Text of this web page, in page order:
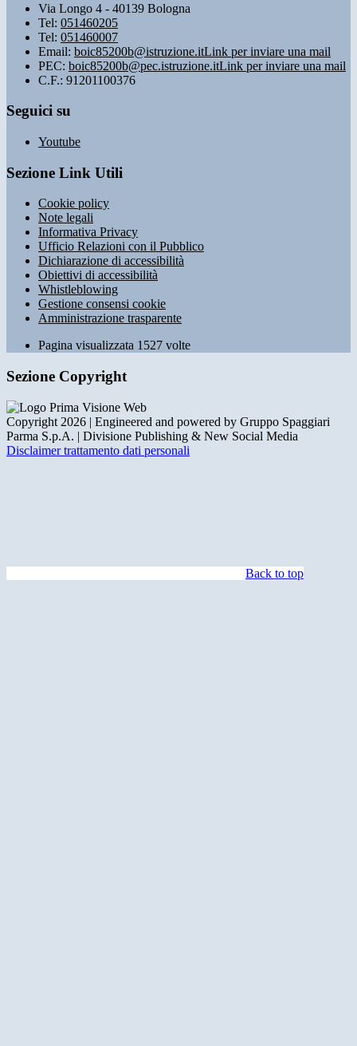
Via Longo 4 - 40139 Bologna
Tel: 051460205
Tel: 051460007
Email: boic85200b@istruzione.itLink per inviare una mail
PEC: boic85200b@pec.istruzione.itLink per inviare una mail
C.F.: 91201100376
Seguici su
Youtube
Sezione Link Utili
Cookie policy
Note legali
Informativa Privacy
Ufficio Relazioni con il Pubblico
Dichiarazione di accessibilità
Obiettivi di accessibilità
Whistleblowing
Gestione consensi cookie
Amministrazione trasparente
Pagina visualizzata 1527 volte
Sezione Copyright
Copyright 2026 | Engineered and powered by Gruppo Spaggiari
Parma S.p.A. | Divisione Publishing & New Social Media
Disclaimer trattamento dati personali
Back to top